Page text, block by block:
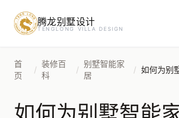
腾龙别墅设计
TENGLONG VILLA DESIGN
首
页
/
装修百
科
/
别墅智能家
居
/
预约设计咨询
姓名*
手机号 *